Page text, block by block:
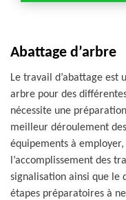
Abattage d’arbre
Le travail d’abattage est
arbre pour des
nécessite une
meilleur déroulement
équipements à
l’accomplissement des
signalisation ainsi que le
étapes préparatoires à